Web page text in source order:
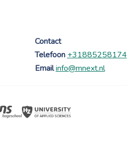
Contact
Telefoon +31885258174
Email info@mnext.nl